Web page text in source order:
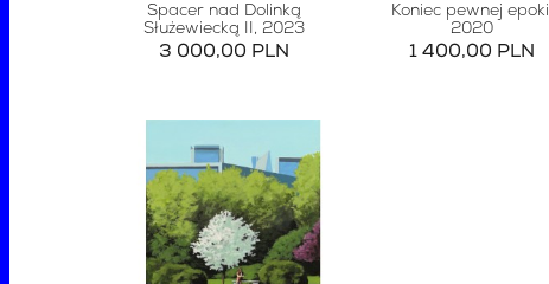
Spacer nad Dolinką
Służewiecką II , 2023
3 000,00 PLN
Koniec pewnej epoki
2020
1 400,00 PLN